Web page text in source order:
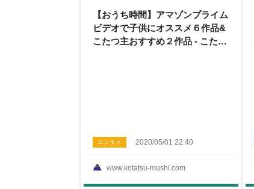
【おうち時間】アマゾンプライム
ビデオで子供にオススメ６作品&
こたつ主おすすめ２作品 - こたつ
www.kotatsu-mushi.com
エンタメ 2020/05/01 22:40